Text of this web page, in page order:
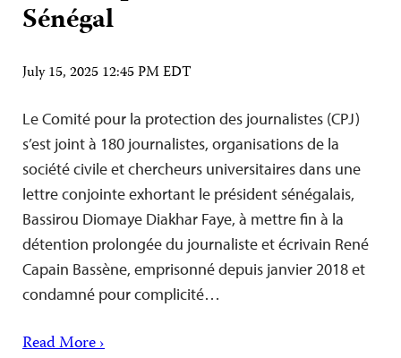
Sénégal
July 15, 2025 12:45 PM EDT
Le Comité pour la protection des journalistes (CPJ)
s’est joint à 180 journalistes, organisations de la
société civile et chercheurs universitaires dans une
lettre conjointe exhortant le président sénégalais,
Bassirou Diomaye Diakhar Faye, à mettre fin à la
détention prolongée du journaliste et écrivain René
Capain Bassène, emprisonné depuis janvier 2018 et
condamné pour complicité…
Read More ›